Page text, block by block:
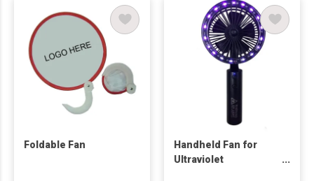
Foldable Fan
Handheld Fan for
Ultraviolet